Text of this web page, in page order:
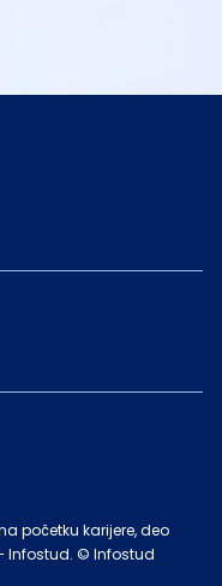
početku karijere, deo
Infostud. © Infostud